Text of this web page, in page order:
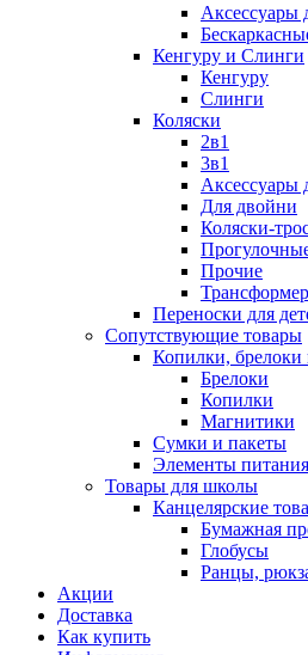
Аксессуары
Кенгуру и Слинги
Кенгуру
Слинги
Коляски
2в1
3в1
Аксессуары
Для двойни
Коляски-
Прочие
Переноски для
Сопутствующие товары
Копилки, брелоки
Брелоки
Копилки
Магнитики
Сумки и пакеты
Элементы питания
Товары для школы
Канцелярские
Бумажная
Глобусы
Ранцы,
Акции
Доставка
Как купить